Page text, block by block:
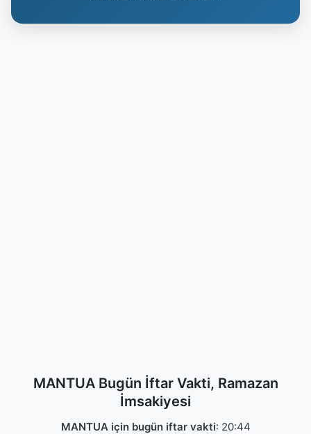
MANTUA Bugün İftar Vakti, Ramazan
İmsakiyesi
MANTUA için bugün iftar vakti: 20:44